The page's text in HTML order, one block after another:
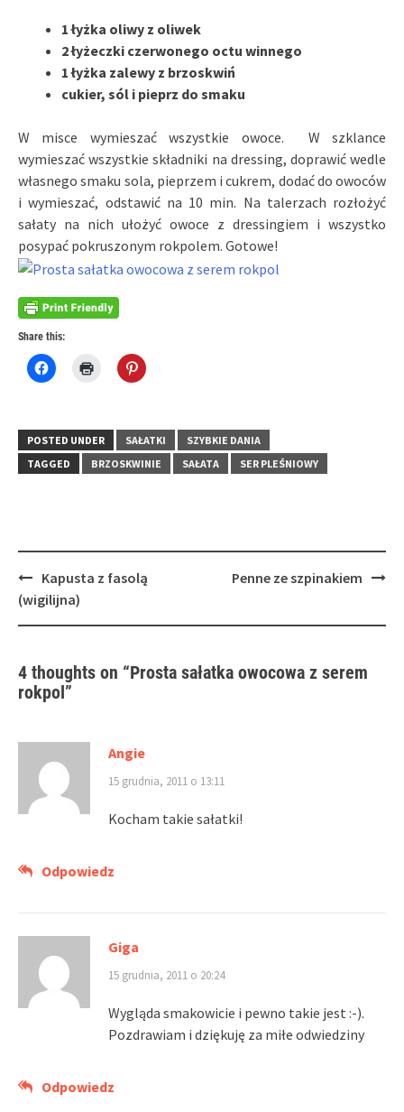
1 łyżka oliwy z oliwek
2 łyżeczki czerwonego octu winnego
1 łyżka zalewy z brzoskwiń
cukier, sól i pieprz do smaku
W misce wymieszać wszystkie owoce. W szklance
wymieszać wszystkie składniki na dressing, doprawić wedle
własnego smaku sola, pieprzem i cukrem, dodać do owoców
i wymieszać, odstawić na 10 min. Na talerzach rozłożyć
sałaty na nich ułożyć owoce z dressingiem i wszystko
posypać pokruszonym rokpolem. Gotowe!
Share this:
Click
to
in
new
window)
Click
window)
Click
to
in
new
window)
POSTED UNDER SAŁATKI
SZYBKIE DANIA
TAGGED
BRZOSKWINIE SAŁATA SER PLEŚNIOWY
Post
navigation
Kapusta z fasolą
(wigilijna)
Penne ze szpinakiem
4 thoughts on “Prosta sałatka owocowa z serem
rokpol”
Angie
15 grudnia, 2011 o 13:11
Kocham takie sałatki!
Odpowiedz
Giga
15 grudnia, 2011 o 20:24
Wygląda smakowicie i pewno takie jest :-).
Pozdrawiam i dziękuję za miłe odwiedziny
Odpowiedz